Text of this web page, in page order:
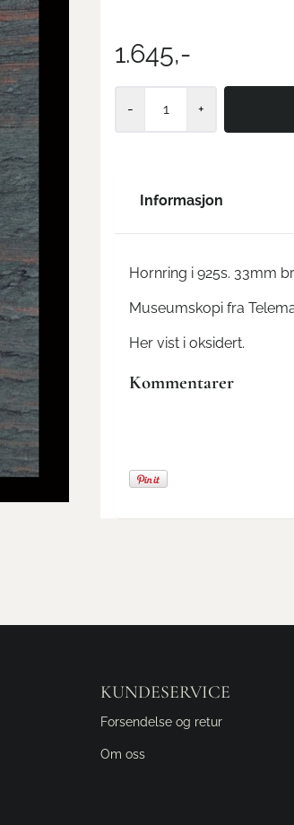
1.645,-
- +
Informasjon
Hornring i 925s. 33mm
Museumskopi fra
Her vist i oksidert.
Kommentarer
KUNDESERVICE
Forsendelse og retur
Om oss